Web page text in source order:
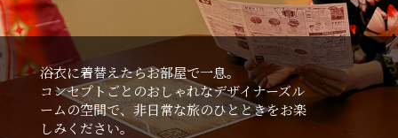
浴⾐に着替えたらお部屋で⼀息。
コンセプトごとのおしゃれなデザイナーズル
ームの空間で、⾮⽇常な旅のひとときをお楽
しみください。